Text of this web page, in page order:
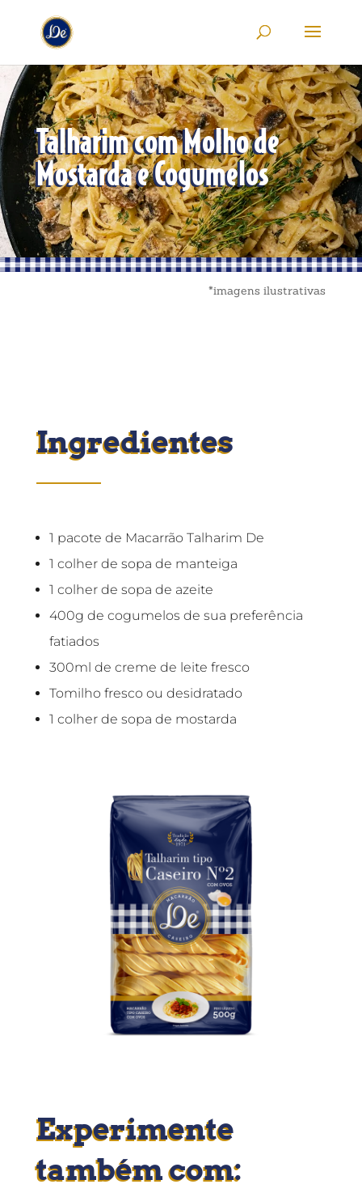
Talharim com Molho de
Mostarda e Cogumelos
*imagens ilustrativas
Ingredientes
1 pacote de Macarrão Talharim De
1 colher de sopa de manteiga
1 colher de sopa de azeite
400g de cogumelos de sua preferência
fatiados
300ml de creme de leite fresco
Tomilho fresco ou desidratado
1 colher de sopa de mostarda
Experimente
também com: